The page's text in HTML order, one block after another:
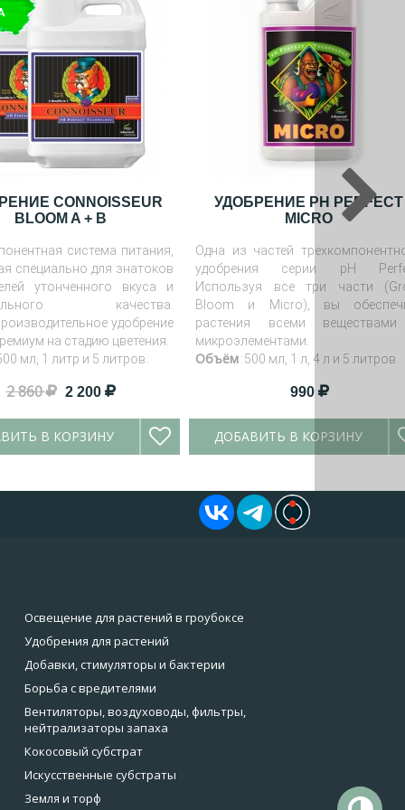
CONNOISSEUR
BLOOM A + B
система питания,
специально для знатоков
утонченного вкуса и
качества.
удобрение
на стадию цветения.
мл, 1 литр и 5 литров.
2 860 2 200
В КОРЗИНУ
УДОБРЕНИЕ PH PERFECT
MICRO
Одна из частей
удобрения серии pH
Используя все три части
Bloom и Micro), вы
растения всеми
микроэлементами.
Объём: 500 мл, 1 л, 4 л и 5 литров.
990
ДОБАВИТЬ В КОРЗИНУ
Освещение для растений в гроубоксе
Удобрения для растений
Добавки, стимуляторы и бактерии
Борьба с вредителями
Вентиляторы, воздуховоды, фильтры,
нейтрализаторы запаха
Кокосовый субстрат
Искусственные субстраты
Земля и торф